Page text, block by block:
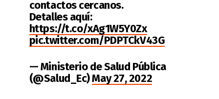
contactos cercanos.
Detalles aquí:
https://t.co/xAg1W5Y0Zx
pic.twitter.com/PDPTCkV43G
— Ministerio de Salud Pública
(@Salud_Ec)May 27, 2022